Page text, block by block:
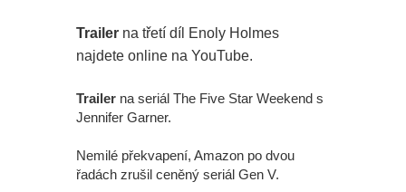
Trailer na třetí díl Enoly Holmes
najdete online na YouTube.
Trailer na seriál The Five Star Weekend s
Jennifer Garner.
Nemilé překvapení, Amazon po dvou
řadách zrušil ceněný seriál Gen V.